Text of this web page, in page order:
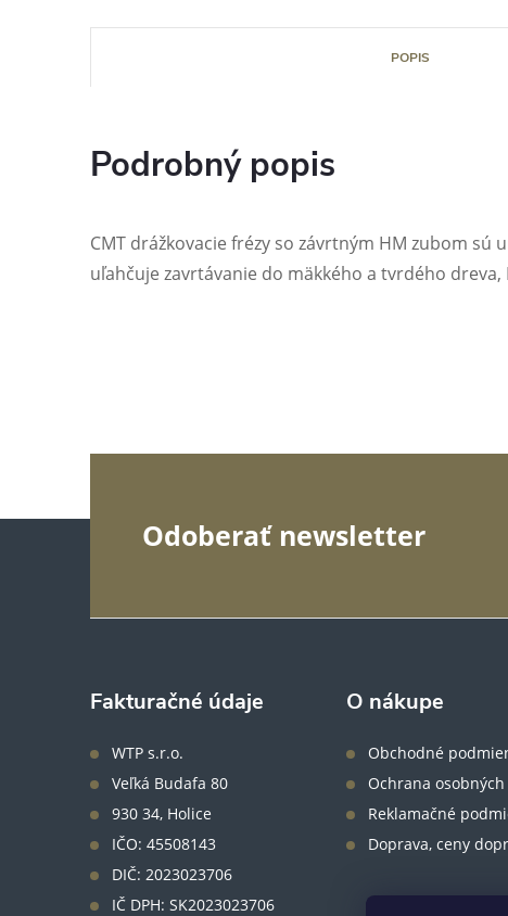
POPIS
Podrobný popis
CMT drážkovacie frézy so závrtným HM zubom
uľahčuje zavrtávanie do mäkkého a tvrdého dreva,
Odoberať newsletter
Fakturačné údaje
WTP s.r.o.
Veľká Budafa 80
930 34, Holice
IČO: 45508143
DIČ: 2023023706
IČ DPH: SK2023023706
O nákupe
Obchodné
Ochrana
Reklamačné
Doprava, ceny